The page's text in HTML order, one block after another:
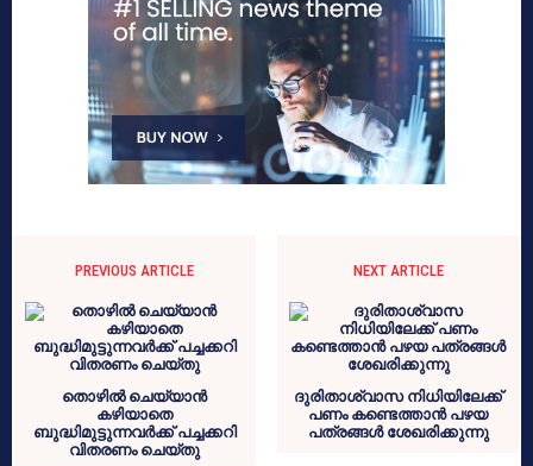
PREVIOUS ARTICLE
തൊഴിൽ ചെയ്യാൻ
കഴിയാതെ
ബുദ്ധിമുട്ടുന്നവർക്ക് പച്ചക്കറി
വിതരണം ചെയ്തു
NEXT ARTICLE
ദുരിതാശ്വാസ നിധിയിലേക്ക്
പണം കണ്ടെത്താൻ പഴയ
പത്രങ്ങൾ ശേഖരിക്കുന്നു